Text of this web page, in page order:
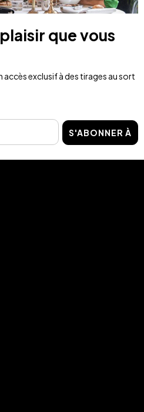
que vous
exclusif à des tirages au sort
S'ABONNER À